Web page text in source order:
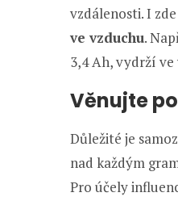
vzdálenosti. I
ve vzduchu.
3,4 Ah, vydrží
Věnujte
Důležité je
nad každým
Pro účely